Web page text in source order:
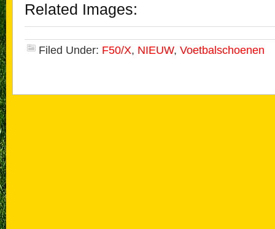
Related Images:
Filed Under: F50/X, NIEUW, Voetbalschoenen